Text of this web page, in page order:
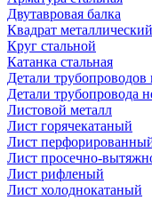
Двутавровая балка
Квадрат металлический
Круг стальной
Катанка стальная
Детали
Детали трубопровода
Листовой металл
Лист горячекатаный
Лист
Лист просечно-
Лист рифленый
Лист холоднокатаный